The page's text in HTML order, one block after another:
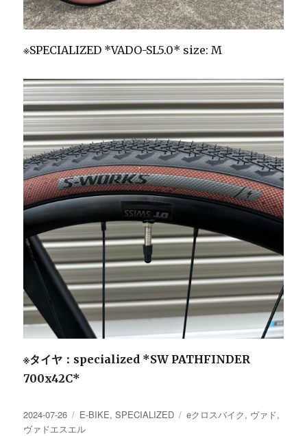
※SPECIALIZED *VADO-SL5.0* size: M
※タイヤ：specialized *SW PATHFINDER
700x42C*
投
稿
2024-07-26
カ
テ
E-BIKE,SPECIALIZED
タ
eクロスバイク, ヴァド,
ヴァドエスエル